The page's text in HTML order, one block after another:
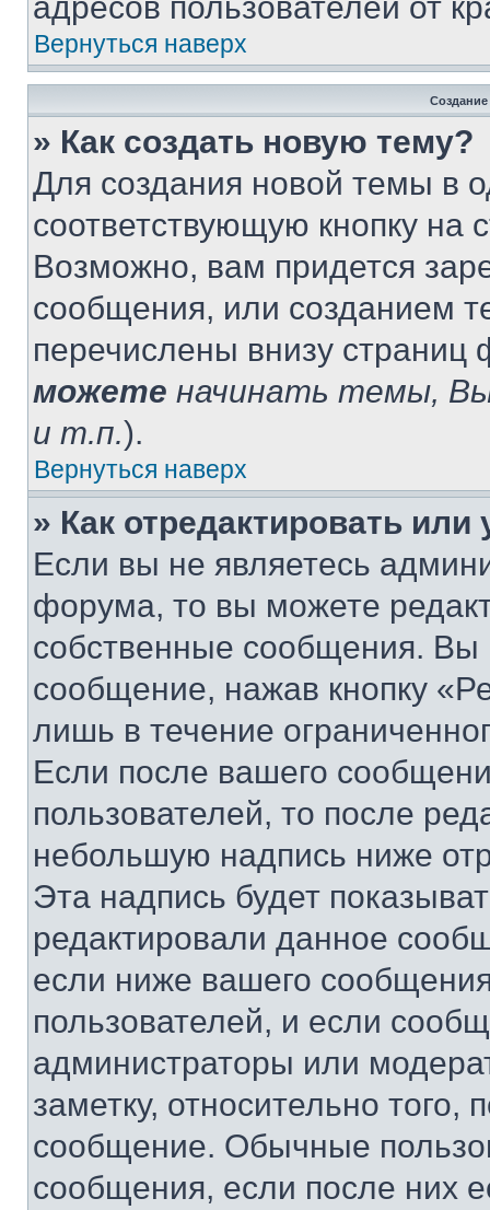
Вернуться наверх
» Как создать новую тему?
Для создания новой темы в
соответствующую кнопку
Возможно, вам придется
сообщения, или созданием
перечислены внизу
можете начинать темы,
и т.п.).
Вернуться наверх
» Как отредактировать
Если вы не являетесь
форума, то вы можете
собственные сообщения. Вы
сообщение, нажав кнопку
лишь в течение
Если после вашего
пользователей, то после
небольшую надпись ниже
Эта надпись будет
редактировали данное
если ниже вашего
пользователей, и если
администраторы или
заметку, относительно
сообщение. Обычные
сообщения, если после них